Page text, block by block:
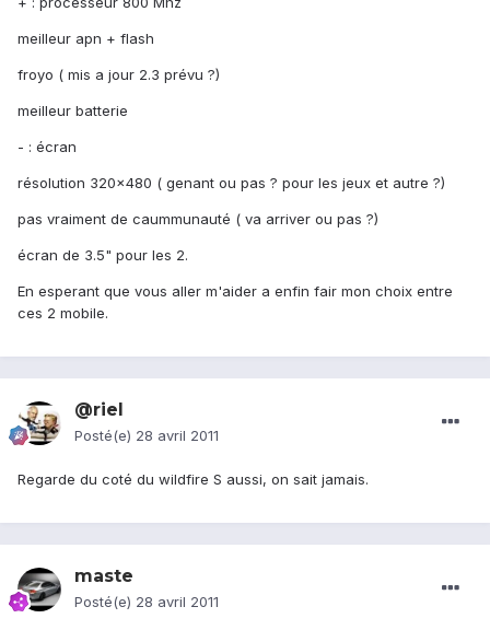
meilleur apn + flash
froyo ( mis a jour 2.3 prévu ?)
meilleur batterie
- : écran
résolution 320x480 ( genant ou pas ? pour les jeux et autre ?)
pas vraiment de caummunauté ( va arriver ou pas ?)
écran de 3.5" pour les 2.
En esperant que vous aller m'aider a enfin fair mon choix entre
ces 2 mobile.
@riel
Posté(e) 28 avril 2011
Regarde du coté du wildfire S aussi, on sait jamais.
maste
Posté(e) 28 avril 2011